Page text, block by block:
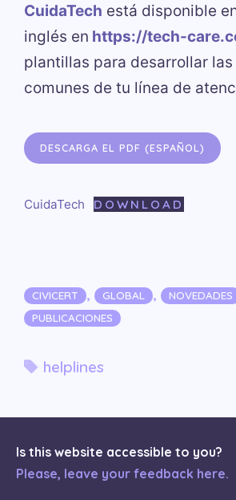
CuidaTech está disponible
inglés en https://tech-
plantillas para desarrollar
comunes de tu línea de
DESCARGA EL PDF (ESPAÑOL)
CuidaTech DOWNLOAD
Categorías
CIVICERT , GLOBAL , NOVEDADES
PUBLICACIONES
Etiquetas
helplines
Is this website accessible to you?
Please, leave your feedback here.